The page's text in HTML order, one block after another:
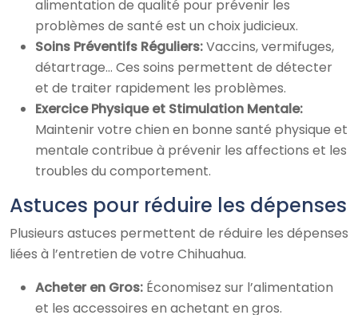
alimentation de qualité pour prévenir les
problèmes de santé est un choix judicieux.
Soins Préventifs Réguliers:Vaccins, vermifuges,
détartrage… Ces soins permettent de détecter
et de traiter rapidement les problèmes.
Exercice Physique et Stimulation Mentale:
Maintenir votre chien en bonne santé physique et
mentale contribue à prévenir les affections et les
troubles du comportement.
Astuces pour réduire les dépenses
Plusieurs astuces permettent de réduire les dépenses
liées à l’entretien de votre Chihuahua.
Acheter en Gros: Économisez sur l’alimentation
et les accessoires en achetant en gros.